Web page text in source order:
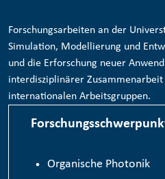
Forschungsarbeiten an der
Simulation, Modellierung und
und die Erforschung neuer
interdisziplinärer
internationalen Arbeitsgruppen.
Organische Photonik